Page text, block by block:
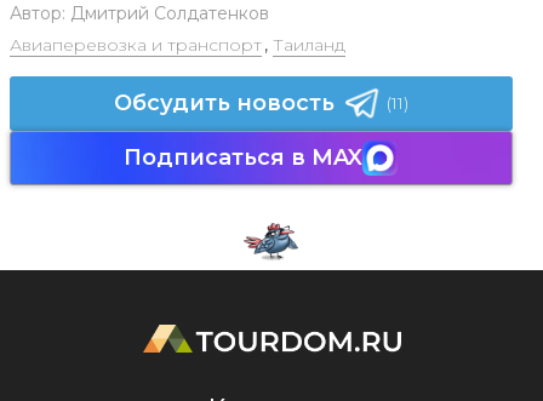
Автор: Дмитрий Солдатенков
Авиаперевозка и транспорт, Таиланд
Обсудить новость (11)
Подписаться в MAX